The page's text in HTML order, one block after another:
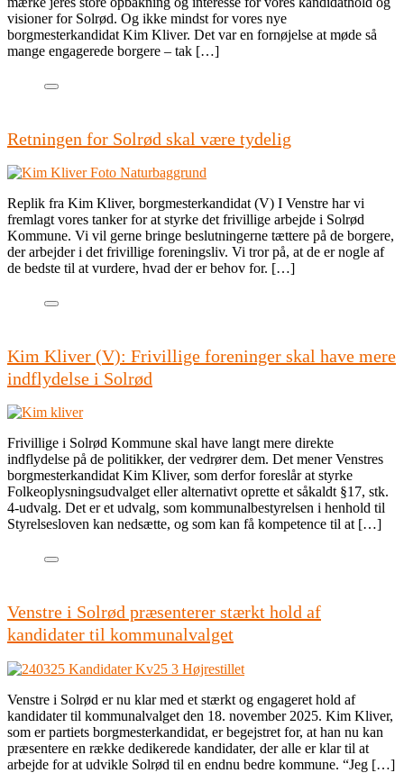
visioner for Solrød. Og ikke mindst for vores nye
borgmesterkandidat Kim Kliver. Det var en fornøjelse at møde så
mange engagerede borgere – tak […]
Retningen for Solrød skal være tydelig
Replik fra Kim Kliver, borgmesterkandidat (V) I Venstre har vi
fremlagt vores tanker for at styrke det frivillige arbejde i Solrød
Kommune. Vi vil gerne bringe beslutningerne tættere på de borgere,
der arbejder i det frivillige foreningsliv. Vi tror på, at de er nogle af
de bedste til at vurdere, hvad der er behov for. […]
Kim Kliver (V): Frivillige foreninger skal have mere
indflydelse i Solrød
Frivillige i Solrød Kommune skal have langt mere direkte
indflydelse på de politikker, der vedrører dem. Det mener Venstres
borgmesterkandidat Kim Kliver, som derfor foreslår at styrke
Folkeoplysningsudvalget eller alternativt oprette et såkaldt §17, stk.
4-udvalg. Det er et udvalg, som kommunalbestyrelsen i henhold til
Styrelsesloven kan nedsætte, og som kan få kompetence til at […]
Venstre i Solrød præsenterer stærkt hold af
kandidater til kommunalvalget
Venstre i Solrød er nu klar med et stærkt og engageret hold af
kandidater til kommunalvalget den 18. november 2025. Kim Kliver,
som er partiets borgmesterkandidat, er begejstret for, at han nu kan
præsentere en række dedikerede kandidater, der alle er klar til at
arbejde for at udvikle Solrød til en endnu bedre kommune. “Jeg […]